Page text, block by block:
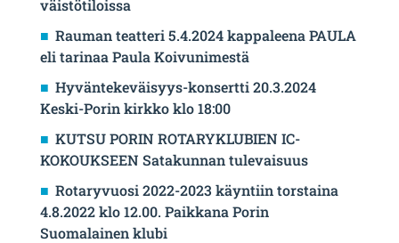
väistötiloissa
Rauman teatteri 5.4.2024 kappaleena PAULA
eli tarinaa Paula Koivunimestä
Hyväntekeväisyys-konsertti 20.3.2024
Keski-Porin kirkko klo 18:00
KUTSU PORIN ROTARYKLUBIEN IC-
KOKOUKSEEN Satakunnan tulevaisuus
Rotaryvuosi 2022-2023 käyntiin torstaina
4.8.2022 klo 12.00. Paikkana Porin
Suomalainen klubi